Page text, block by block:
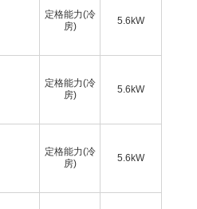
定格能力(冷
房)
5.6kW
定格能力(冷
房)
5.6kW
定格能力(冷
房)
5.6kW